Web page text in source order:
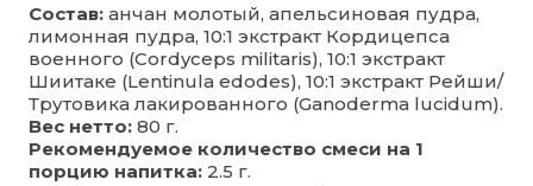
Состав: анчан молотый, апельсиновая пудра,
лимонная пудра, 10:1 экстракт Кордицепса
военного (Cordyceps militaris), 10:1 экстракт
Шиитаке (Lentinula edodes), 10:1 экстракт Рейши/
Трутовика лакированного (Ganoderma lucidum).
Вес нетто: 80 г.
Рекомендуемое количество смеси на 1
порцию напитка: 2.5 г.